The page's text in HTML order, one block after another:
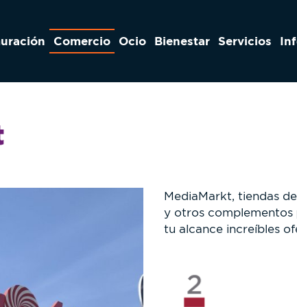
Comercio Ocio Bienestar Servicios
MediaMarkt, tiendas
y otros complementos
tu alcance increíbles